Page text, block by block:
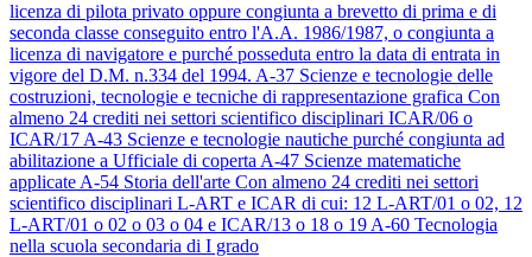
licenza di pilota privato oppure congiunta a brevetto di prima e di
seconda classe conseguito entro l'A.A. 1986/1987, o congiunta a
licenza di navigatore e purché posseduta entro la data di entrata in
vigore del D.M. n.334 del 1994. A-37 Scienze e tecnologie delle
costruzioni, tecnologie e tecniche di rappresentazione grafica Con
almeno 24 crediti nei settori scientifico disciplinari ICAR/06 o
ICAR/17 A-43 Scienze e tecnologie nautiche purché congiunta ad
abilitazione a Ufficiale di coperta A-47 Scienze matematiche
applicate A-54 Storia dell'arte Con almeno 24 crediti nei settori
scientifico disciplinari L-ART e ICAR di cui: 12 L-ART/01 o 02, 12
L-ART/01 o 02 o 03 o 04 e ICAR/13 o 18 o 19 A-60 Tecnologia
nella scuola secondaria di I grado